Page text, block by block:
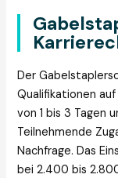
Der
Qualifikationen
von 1 bis 3 Tagen
Teilnehmende
Nachfrage. Das
bei 2.400 bis